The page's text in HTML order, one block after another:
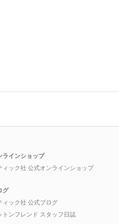
ラインショップ
ィック社 公式オンラインショップ
グ
ィック社 公式ブログ
トンフレンド スタッフ日誌